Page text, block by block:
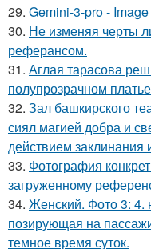
29. Gemini-3-pro -
30. Не изменяя черты
реферансом.
31. Аглая тарасова
полупрозрачном
32. Зал башкирского
сиял магией добра и
действием заклинания
33. Фотография
загруженному
34. Женский. Фото 3: 4.
позирующая на
темное время суток.